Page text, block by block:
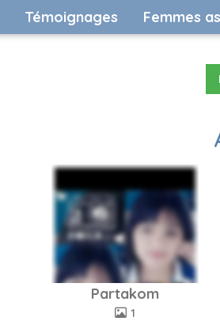
Témoignages Femmes
Partakom
1